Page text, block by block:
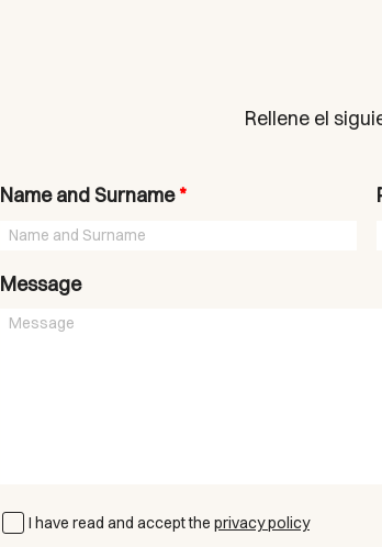
Rellene el
Name and Surname*
Message
I have read and accept the privacy policy